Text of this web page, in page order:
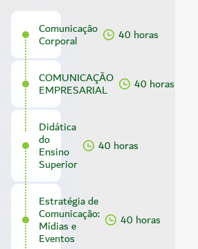
Comunicação
Corporal 40 horas
COMUNICAÇÃO
EMPRESARIAL 40 horas
Didática
do
Ensino
Superior
40 horas
Estratégia de
Comunicação:
Mídias e
Eventos
40 horas